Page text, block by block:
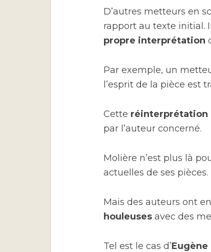
D’autres metteurs en
rapport au texte initial.
propre interprétation
Par exemple, un
l’esprit de la pièce est
Cette réinterprétation
par l’auteur concerné.
Molière n’est plus là
actuelles de ses pièces.
Mais des auteurs ont
houleuses avec des
Tel est le cas d’Eugène